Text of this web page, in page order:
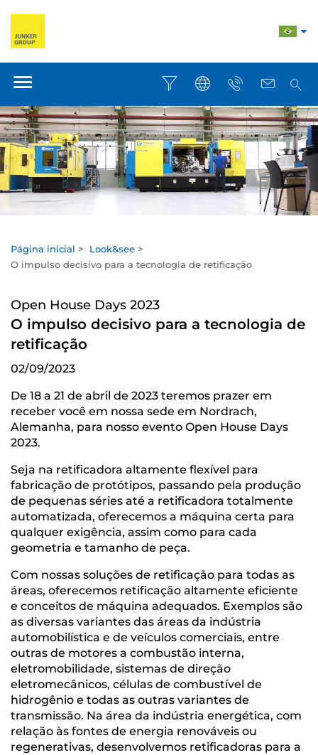
Página inicial > Look&see >
O impulso decisivo para a tecnologia de retificação
Open House Days 2023
O impulso decisivo para a tecnologia de
retificação
02/09/2023
De 18 a 21 de abril de 2023 teremos prazer em
receber você em nossa sede em Nordrach,
Alemanha, para nosso evento Open House Days
2023.
Seja na retificadora altamente flexível para
fabricação de protótipos, passando pela produção
de pequenas séries até a retificadora totalmente
automatizada, oferecemos a máquina certa para
qualquer exigência, assim como para cada
geometria e tamanho de peça.
Com nossas soluções de retificação para todas as
áreas, oferecemos retificação altamente eficiente
e conceitos de máquina adequados. Exemplos são
as diversas variantes das áreas da indústria
automobilística e de veículos comerciais, entre
outras de motores a combustão interna,
eletromobilidade, sistemas de direção
eletromecânicos, células de combustível de
hidrogênio e todas as outras variantes de
transmissão. Na área da indústria energética, com
relação às fontes de energia renováveis ou
regenerativas, desenvolvemos retificadoras para a